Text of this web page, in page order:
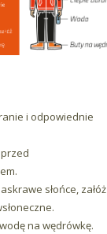
i odpowiednie
słońce, załóż
na wędrówkę.